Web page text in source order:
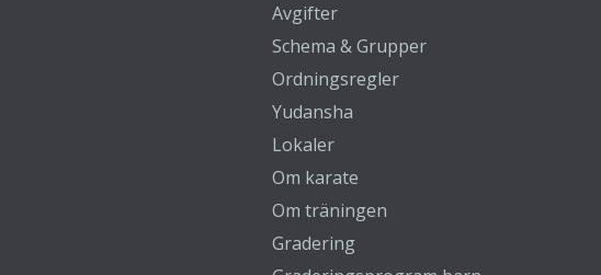
Avgifter
Schema & Grupper
Ordningsregler
Yudansha
Lokaler
Om karate
Om träningen
Gradering